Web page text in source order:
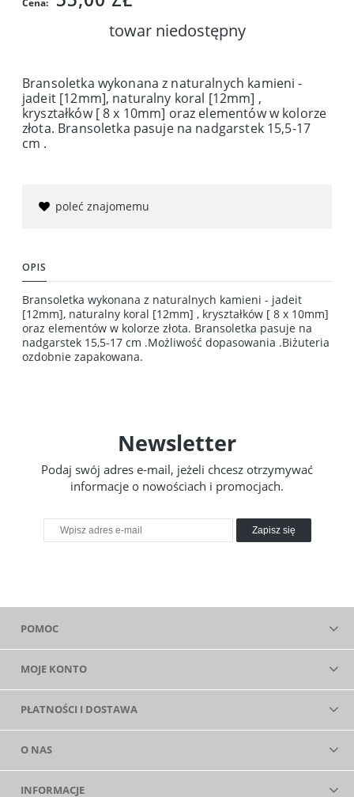
towar niedostępny
Bransoletka wykonana z naturalnych kamieni -
jadeit [12mm], naturalny koral [12mm] ,
kryształków [ 8 x 10mm] oraz elementów w kolorze
złota. Bransoletka pasuje na nadgarstek 15,5-17
cm .
poleć znajomemu
OPIS
Bransoletka wykonana z naturalnych kamieni - jadeit
[12mm], naturalny koral [12mm] , kryształków [ 8 x 10mm]
oraz elementów w kolorze złota. Bransoletka pasuje na
nadgarstek 15,5-17 cm .Możliwość dopasowania .Biżuteria
ozdobnie zapakowana.
Newsletter
Podaj swój adres e-mail, jeżeli chcesz otrzymywać
informacje o nowościach i promocjach.
Zapisz się
POMOC
MOJE KONTO
PŁATNOŚCI I DOSTAWA
O NAS
INFORMACJE